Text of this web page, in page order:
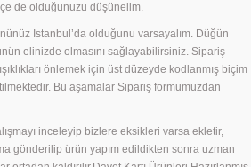
de olduğunuzu düşünelim.
İstanbul’da olduğunu varsayalım. Düğün
elinizde olmasını sağlayabilirsiniz. Sipariş
önlemek için üst düzeyde kodlanmış biçim
Bu aşamalar Sipariş formumuzdan
inceleyip bizlere eksikleri varsa ekletir,
gönderilip ürün yapım edildikten sonra uzman